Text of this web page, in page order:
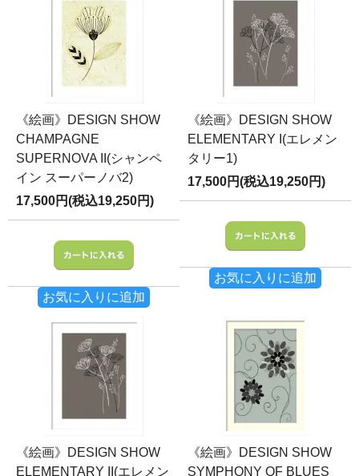
《絵画》DESIGN SHOW
CHAMPAGNE
SUPERNOVA II(シャンペ
イン スーパーノバ2)
17,500円(税込19,250円)
お気に入りに追加
《絵画》DESIGN SHOW
ELEMENTARY I(エレメン
タリー1)
17,500円(税込19,250円)
お気に入りに追加
《絵画》DESIGN SHOW
ELEMENTARY II(エレメン
《絵画》DESIGN SHOW
SYMPHONY OF BLUES